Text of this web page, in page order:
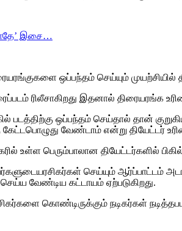
இசை…
ஒப்பந்தம் செய்யும் முயற்சியில்
ரிலீசாகிறது இதனால் திரையரங்க
படத்திற்கு ஒப்பந்தம் செய்தால் தான்
கேட்டபொழுது வேண்டாம் என்று தியேட்டர்
உள்ள பெரும்பாலான தியேட்டர்களில்
கள் செய்யும் ஆர்ப்பாட்டம்
வேண்டிய கட்டாயம் ஏற்படுகிறது.
கொண்டிருக்கும் நடிகர்கள்